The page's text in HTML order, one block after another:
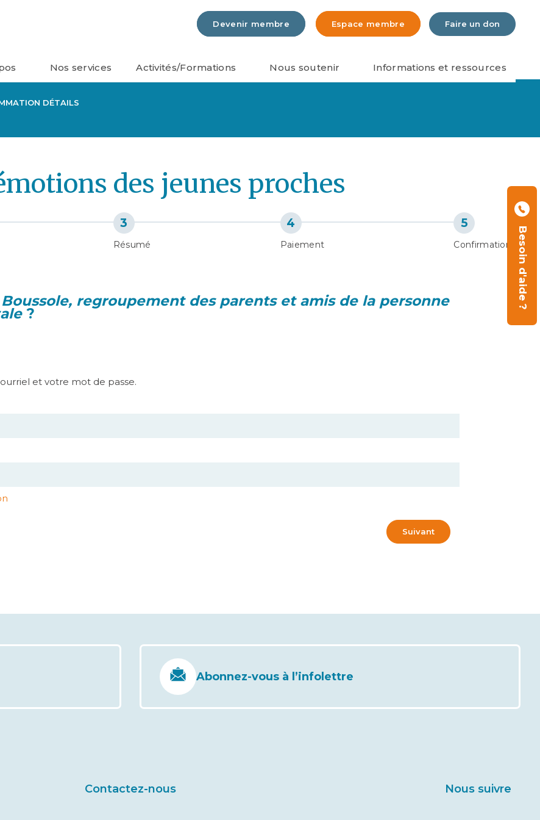
Devenir membre Espace membre Faire un don
Nos services Activités/Formations Nous soutenir Informations et ressources
Besoin d'aide ?
DÉTAILS
des jeunes proches
Résumé Paiement Confirmation
Boussole, regroupement des parents et amis de la personne
?
et votre mot de passe.
Abonnez-vous à l’infolettre
Contactez-nous Nous suivre